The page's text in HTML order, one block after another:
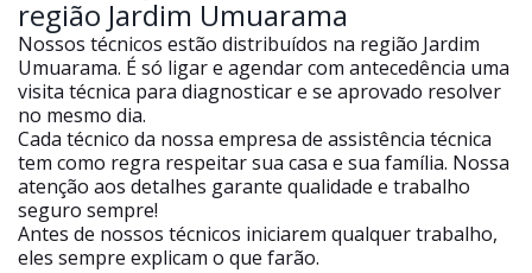
região Jardim Umuarama
Nossos técnicos estão distribuídos na região Jardim
Umuarama. É só ligar e agendar com antecedência uma
visita técnica para diagnosticar e se aprovado resolver
no mesmo dia.
Cada técnico da nossa empresa de assistência técnica
tem como regra respeitar sua casa e sua família. Nossa
atenção aos detalhes garante qualidade e trabalho
seguro sempre!
Antes de nossos técnicos iniciarem qualquer trabalho,
eles sempre explicam o que farão.